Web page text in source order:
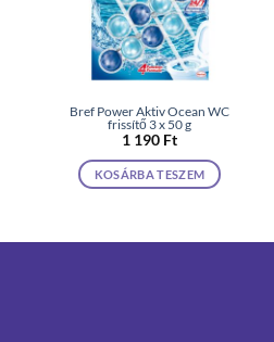
Bref Power Aktiv Ocean WC
frissítő 3 x 50 g
1 190 Ft
KOSÁRBA TESZEM